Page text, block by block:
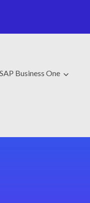
SAP Business One